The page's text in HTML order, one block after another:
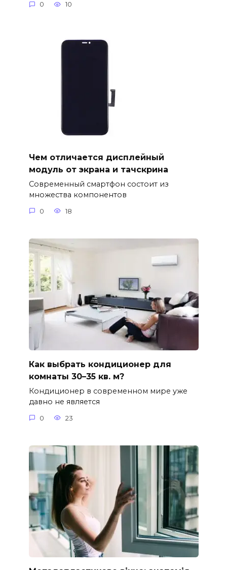
0 10
Чем отличается дисплейный
модуль от экрана и тачскрина
Современный смартфон состоит из
множества компонентов
0 18
Как выбрать кондиционер для
комнаты 30–35 кв. м?
Кондиционер в современном мире уже
давно не является
0 23